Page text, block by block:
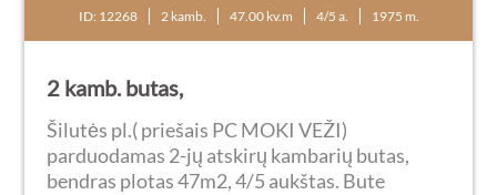
ID: 12268 2 kamb. 47.00 kv.m 4/5 a. 1975 m.
2 kamb. butas,
Šilutės pl.( priešais PC MOKI VEŽI)
parduodamas 2-jų atskirų kambarių butas,
bendras plotas 47m2, 4/5 aukštas. Bute